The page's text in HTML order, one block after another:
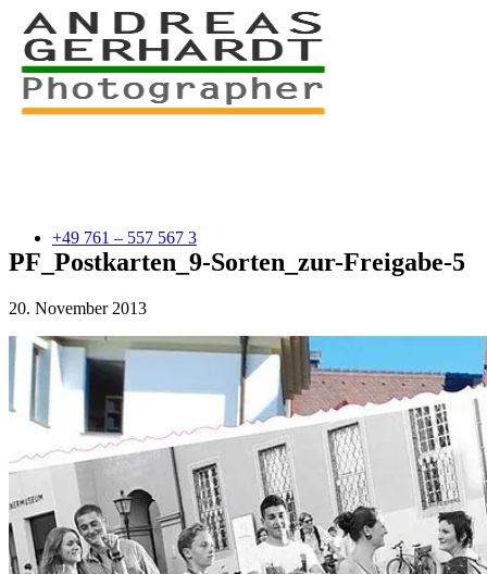
+49 761 – 557 567 3
myStory
Portfolio
People
PF_Postkarten_9-Sorten_zur-Freigabe-5
20. November 2013